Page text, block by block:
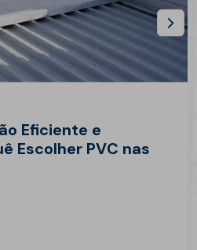
Eficiente e
Escolher PVC nas